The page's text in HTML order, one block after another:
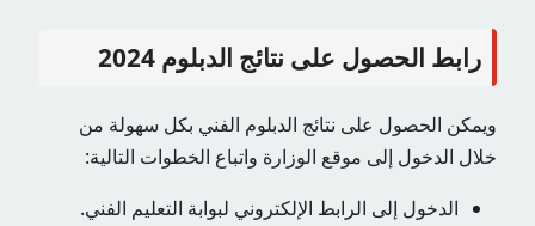
رابط الحصول على نتائج الدبلوم 2024
ويمكن الحصول على نتائج الدبلوم الفني بكل سهولة من
خلال الدخول إلى موقع الوزارة واتباع الخطوات التالية:
الدخول إلى الرابط الإلكتروني لبوابة التعليم الفني.